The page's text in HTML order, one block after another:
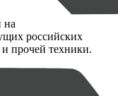
на
российских
прочей техники.